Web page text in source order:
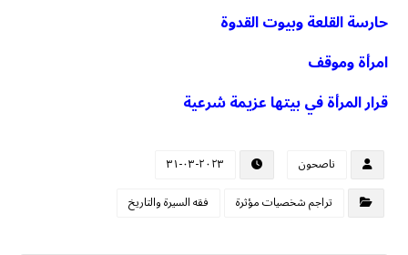
حارسة القلعة وبيوت القدوة
امرأة وموقف
قرار المرأة في بيتها عزيمة شرعية
ناصحون
٢٠٢٣-٠٣-٣١
تراجم شخصيات مؤثرة
فقه السيرة والتاريخ